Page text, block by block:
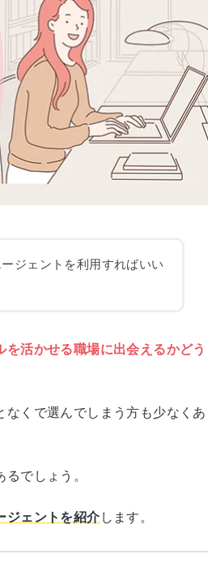
ジェントを利用すればいい
を活かせる職場に出会えるかどう
くで選んでしまう方も少なくあ
でしょう。
ジェントを紹介 します。